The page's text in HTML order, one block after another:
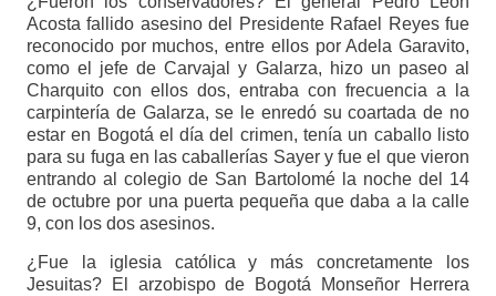
Acosta fallido asesino del Presidente Rafael Reyes fue
reconocido por muchos, entre ellos por Adela Garavito,
como el jefe de Carvajal y Galarza, hizo un paseo al
Charquito con ellos dos, entraba con frecuencia a la
carpintería de Galarza, se le enredó su coartada de no
estar en Bogotá el día del crimen, tenía un caballo listo
para su fuga en las caballerías Sayer y fue el que vieron
entrando al colegio de San Bartolomé la noche del 14
de octubre por una puerta pequeña que daba a la calle
9, con los dos asesinos.
¿Fue la iglesia católica y más concretamente los
Jesuitas? El arzobispo de Bogotá Monseñor Herrera